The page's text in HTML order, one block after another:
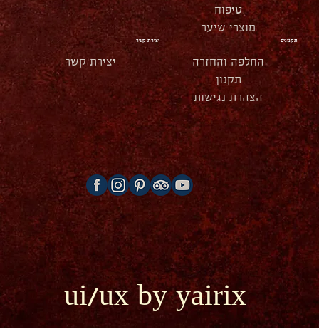
תקנונים
החלפה והחזרה
תקנון
הצהרת נגישות
יצירת קשר
יצירת קשר
טיפוח
מוצרי שיער
ui/ux by yairix